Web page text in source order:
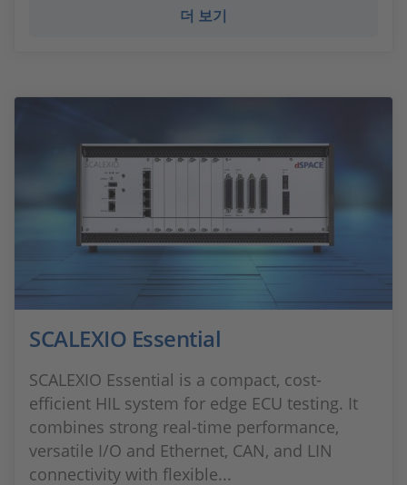
더 보기
SCALEXIO Essential
SCALEXIO Essential is a compact, cost-
efficient HIL system for edge ECU testing. It
combines strong real-time performance,
versatile I/O and Ethernet, CAN, and LIN
connectivity with flexible...